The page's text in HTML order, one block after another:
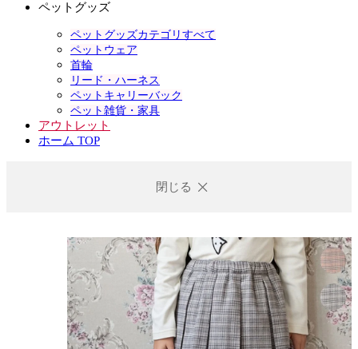
ペットグッズ
ペットグッズカテゴリすべて
ペットウェア
首輪
リード・ハーネス
ペットキャリーバック
ペット雑貨・家具
アウトレット
ホーム TOP
閉じる